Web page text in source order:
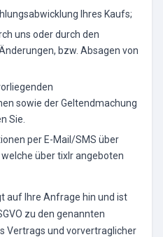
Ihres Kaufs;
uns oder durch den
bzw. Absagen von
sowie der Geltendmachung
Sie.
per E-Mail/SMS über
über tixlr angeboten
auf Ihre Anfrage hin und ist
zu den genannten
Vertrags und vorvertraglicher